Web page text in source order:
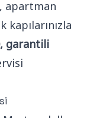
, apartman
kapılarınızla
garantili